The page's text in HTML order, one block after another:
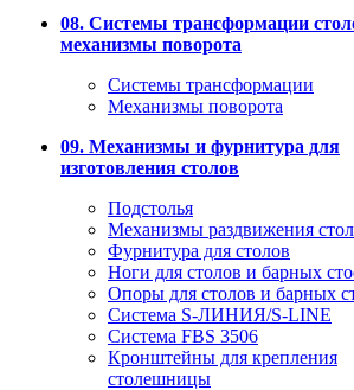
08. Системы трансформации
механизмы поворота
Системы трансформации
Механизмы поворота
09. Механизмы и фурнитура для
изготовления столов
Подстолья
Механизмы раздвижения
Фурнитура для столов
Ноги для столов и барных
Опоры для столов и барных
Система S-ЛИНИЯ/S-LINE
Система FBS 3506
Кронштейны для крепления
столешницы